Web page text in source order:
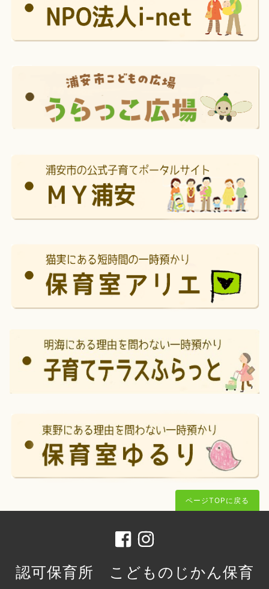
ページTOPに戻る
認可保育所 こどものじかん保育